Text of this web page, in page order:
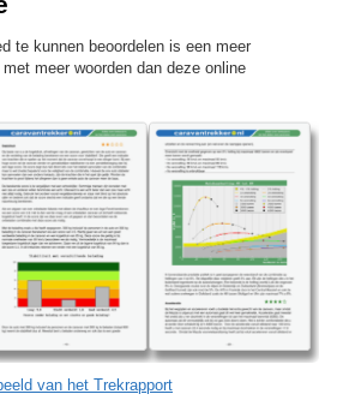
te kunnen beoordelen is een meer
meer woorden dan deze online
van het Trekrapport